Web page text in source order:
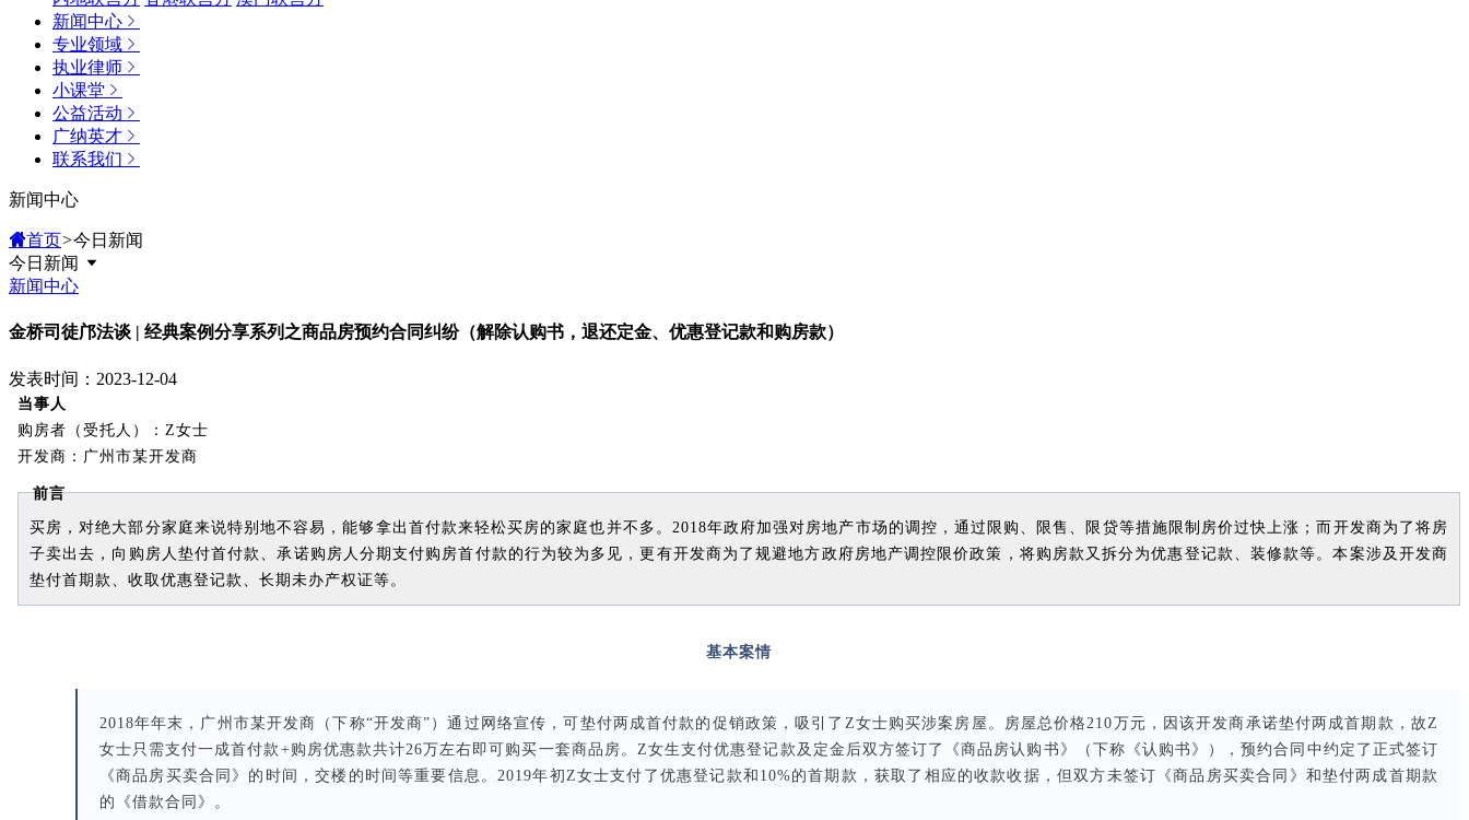
新闻中心
专业领域
执业律师
小课堂
公益活动
广纳英才
联系我们
新闻中心
首页>今日新闻
今日新闻
新闻中心
金桥司徒邝法谈 | 经典案例分享系列之商品房预约合同纠纷（解除认购书，退还定金、优惠登记款和购房款）
发表时间：2023-12-04
当事人
购房者（受托人）：Z女士
开发商：广州市某开发商
前言
买房，对绝大部分家庭来说特别地不容易，能够拿出首付款来轻松买房的家庭也并不多。2018年政府加强对房地产市场的调控，通过限购、限售、限贷等措施限制房价过快上涨；而开发商为了将房
子卖出去，向购房人垫付首付款、承诺购房人分期支付购房首付款的行为较为多见，更有开发商为了规避地方政府房地产调控限价政策，将购房款又拆分为优惠登记款、装修款等。本案涉及开发商
垫付首期款、收取优惠登记款、长期未办产权证等。
基本案情
2018年年末，广州市某开发商（下称“开发商”）通过网络宣传，可垫付两成首付款的促销政策，吸引了Z女士购买涉案房屋。房屋总价格210万元，因该开发商承诺垫付两成首期款，故Z
女士只需支付一成首付款+购房优惠款共计26万左右即可购买一套商品房。Z女生支付优惠登记款及定金后双方签订了《商品房认购书》（下称《认购书》），预约合同中约定了正式签订
《商品房买卖合同》的时间，交楼的时间等重要信息。2019年初Z女士支付了优惠登记款和10%的首期款，获取了相应的收款收据，但双方未签订《商品房买卖合同》和垫付两成首期款
的《借款合同》。